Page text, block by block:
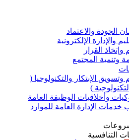
الجودة والاعتماد
والإدارة الإلكترونية
القرار
وتنمية المجتمع
الإبتكار والتكنولوجيا (
)
وأخلاقيات الوظيفة العامة
الإدارة العامة للموارد
التنافسية